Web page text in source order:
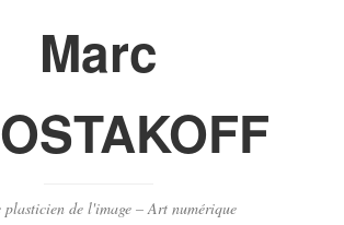
Marc
plasticien de l'image – Art numérique